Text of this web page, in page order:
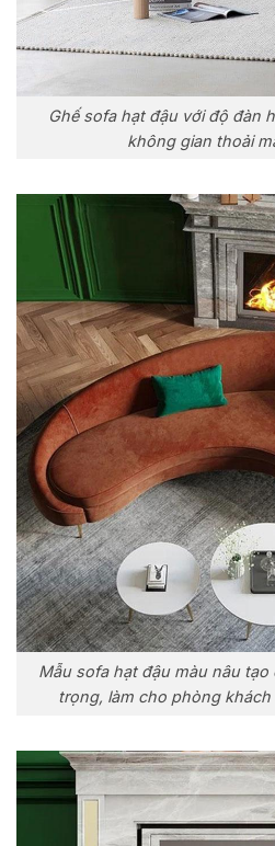
Ghế sofa hạt đậu với độ đàn
không gian thoải
Mẫu sofa hạt đậu màu nâu tạo
trọng, làm cho phòng